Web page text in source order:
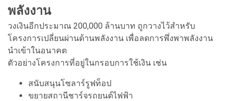
พลังงาน
วงเงินอีกประมาณ 200,000 ล้านบาท ถูกวางไว้สำหรับ
โครงการเปลี่ยนผ่านด้านพลังงาน เพื่อลดการพึ่งพาพลังงาน
นำเข้าในอนาคต
ตัวอย่างโครงการที่อยู่ในกรอบการใช้เงิน เช่น
สนับสนุนโซลาร์รูฟท็อป
ขยายสถานีชาร์จรถยนต์ไฟฟ้า